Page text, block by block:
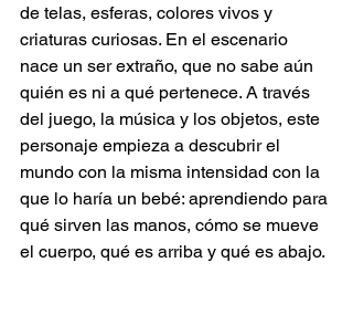
de telas, esferas, colores vivos y
criaturas curiosas. En el escenario
nace un ser extraño, que no sabe aún
quién es ni a qué pertenece. A través
del juego, la música y los objetos, este
personaje empieza a descubrir el
mundo con la misma intensidad con la
que lo haría un bebé: aprendiendo para
qué sirven las manos, cómo se mueve
el cuerpo, qué es arriba y qué es abajo.